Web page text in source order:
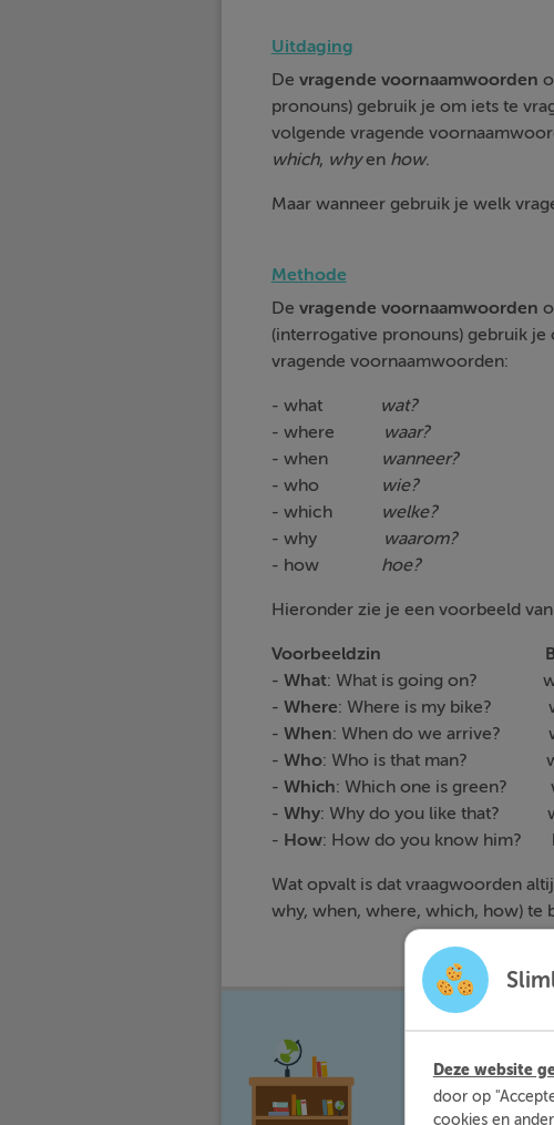
Uitdaging
De vragende voornaamwoorden
pronouns) gebruik je om iets te
volgende vragende
which, whyen how.
Maar wanneer gebruik je welk
Methode
De vragende voornaamwoorden
(interrogative pronouns) gebruik je
vragende voornaamwoorden:
- what
wat?
- where
waar?
- when
wanneer?
- who
wie?
- which
welke?
- why
waarom?
- how hoe?
Hieronder zie je een voorbeeld
Voorbeeldzin
- What: What is
- Where: Where is my
- When: When do we
- Who: Who is that
- Which: Which one is
- Why: Why do you like
- How: How do you
Wat opvalt is dat vraagwoorden
why, when, where, which, how) te
Met Slimleren
waar jij moeite
Deze website
door op
cookies en